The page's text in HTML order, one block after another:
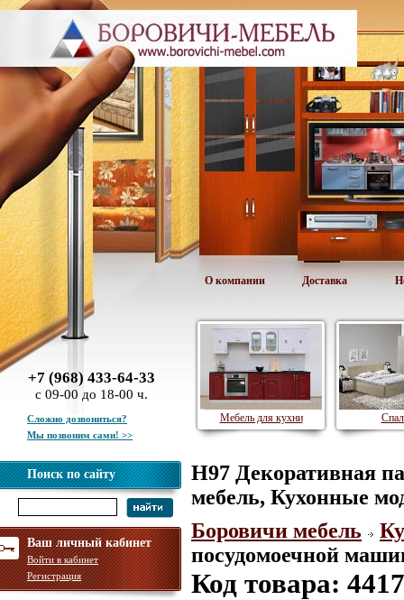
О компании Доставка
+7 (968) 433-64-33
с 09-00 до 18-00 ч.
Сложно дозвониться?
Мы позвоним сами! >>
Поиск по сайту
Ваш личный кабинет
Войти в кабинет
Регистрация
Мебель для кухни
Н97 Декоративная
мебель, Кухонные
Боровичи мебель
посудомоечной
Код товара: 4417